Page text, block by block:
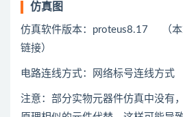
仿真图
仿真软件版本：proteus8.17 （本
链接）
电路连线方式：网络标号连线方式
注意：部分实物元器件仿真中没有